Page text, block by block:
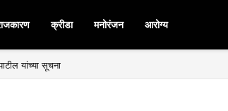
क्रीडा मनोरंजन आरोग्य
यांच्या सूचना